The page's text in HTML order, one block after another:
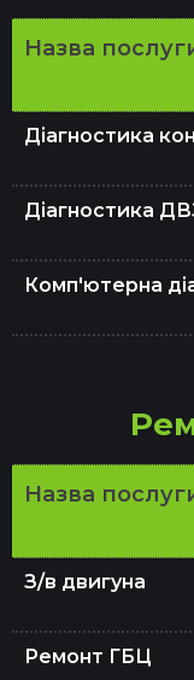
Назва
Діагностика
Діагностика
Комп'ютерна
Назва
З/в двигуна
Ремонт ГБЦ